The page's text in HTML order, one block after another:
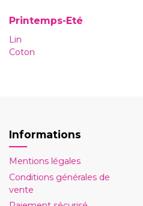
Printemps-Eté
Lin
Coton
Informations
Mentions légales
Conditions générales de
vente